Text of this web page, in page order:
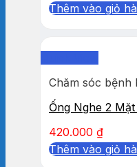
Thêm vào giỏ
Chăm sóc bệnh
Ống Nghe 2
420.000 ₫
Thêm vào giỏ